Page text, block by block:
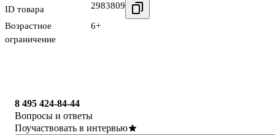
ID товара
2983809
Возрастное
ограничение
6+
8 495 424-84-44
Вопросы и ответы
Поучаствовать в интервью